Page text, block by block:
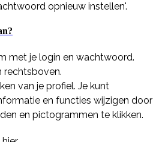
opnieuw instellen'.
met je login en wachtwoord.
rechtsboven.
van je profiel. Je kunt
en functies wijzigen door
en pictogrammen te klikken.